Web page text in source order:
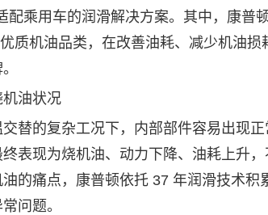
乘用车的润滑解决方案。其中，康普
质机油品类，在改善油耗、减少机油损
油状况
的复杂工况下，内部部件容易出现正
表现为烧机油、动力下降、油耗上升，
的痛点，康普顿依托 37 年润滑技术积
问题。